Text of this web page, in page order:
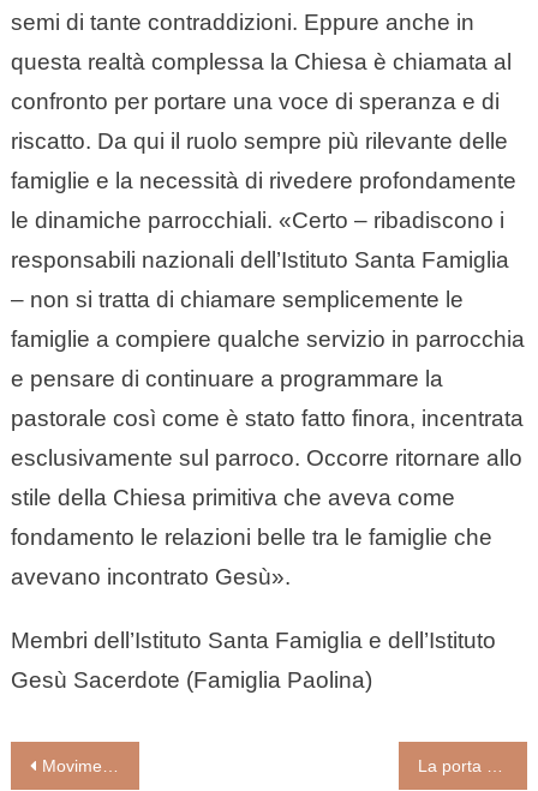
semi di tante contraddizioni. Eppure anche in
questa realtà complessa la Chiesa è chiamata al
confronto per portare una voce di speranza e di
riscatto. Da qui il ruolo sempre più rilevante delle
famiglie e la necessità di rivedere profondamente
le dinamiche parrocchiali. «Certo – ribadiscono i
responsabili nazionali dell’Istituto Santa Famiglia
– non si tratta di chiamare semplicemente le
famiglie a compiere qualche servizio in parrocchia
e pensare di continuare a programmare la
pastorale così come è stato fatto finora, incentrata
esclusivamente sul parroco. Occorre ritornare allo
stile della Chiesa primitiva che aveva come
fondamento le relazioni belle tra le famiglie che
avevano incontrato Gesù».
Membri dell’Istituto Santa Famiglia e dell’Istituto
Gesù Sacerdote (Famiglia Paolina)
Navigazione
Movimenti ecclesiali e papa Francesco (di Paolo Scarafoni e Filomena Rizzo)